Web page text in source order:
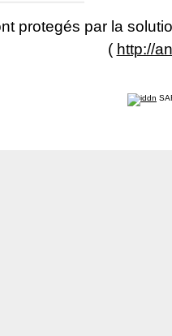
protegés par la
( http://